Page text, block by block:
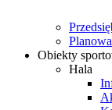
Obiekty
Hala